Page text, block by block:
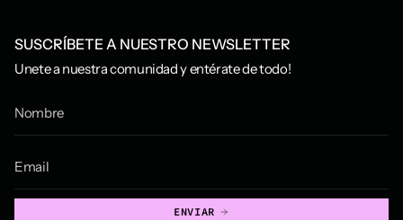
SUSCRÍBETE A NUESTRO NEWSLETTER
Unete a nuestra comunidad y entérate de todo!
ENVIAR